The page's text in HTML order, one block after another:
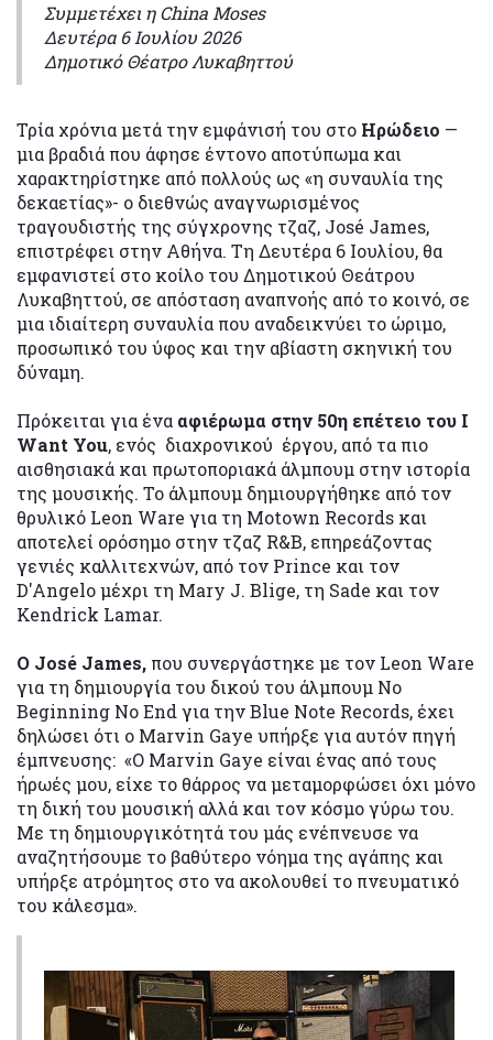
Συμμετέχει η China Moses
Δευτέρα 6 Ιουλίου 2026
Δημοτικό Θέατρο Λυκαβηττού
Τρία χρόνια μετά την εμφάνισή του στο Ηρώδειο —
μια βραδιά που άφησε έντονο αποτύπωμα και
χαρακτηρίστηκε από πολλούς ως «η συναυλία της
δεκαετίας»- ο διεθνώς αναγνωρισμένος
τραγουδιστής της σύγχρονης τζαζ, José James,
επιστρέφει στην Αθήνα. Τη Δευτέρα 6 Ιουλίου, θα
εμφανιστεί στο κοίλο του Δημοτικού Θεάτρου
Λυκαβηττού, σε απόσταση αναπνοής από το κοινό, σε
μια ιδιαίτερη συναυλία που αναδεικνύει το ώριμο,
προσωπικό του ύφος και την αβίαστη σκηνική του
δύναμη.
Πρόκειται για ένα αφιέρωμα στην 50η επέτειο του I
Want You, ενός διαχρονικού έργου, από τα πιο
αισθησιακά και πρωτοποριακά άλμπουμ στην ιστορία
της μουσικής. Το άλμπουμ δημιουργήθηκε από τον
θρυλικό Leon Ware για τη Motown Records και
αποτελεί ορόσημο στην τζαζ R&B, επηρεάζοντας
γενιές καλλιτεχνών, από τον Prince και τον
D'Angelo μέχρι τη Mary J. Blige, τη Sade και τον
Kendrick Lamar.
Ο José James, που συνεργάστηκε με τον Leon Ware
για τη δημιουργία του δικού του άλμπουμ No
Beginning No End για την Blue Note Records, έχει
δηλώσει ότι ο Marvin Gaye υπήρξε για αυτόν πηγή
έμπνευσης: «Ο Marvin Gaye είναι ένας από τους
ήρωές μου, είχε το θάρρος να μεταμορφώσει όχι μόνο
τη δική του μουσική αλλά και τον κόσμο γύρω του.
Με τη δημιουργικότητά του μάς ενέπνευσε να
αναζητήσουμε το βαθύτερο νόημα της αγάπης και
υπήρξε ατρόμητος στο να ακολουθεί το πνευματικό
του κάλεσμα».